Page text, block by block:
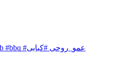
#amooroohi #عموروحی #kebab #bbq #عمو_روحی #کبابی